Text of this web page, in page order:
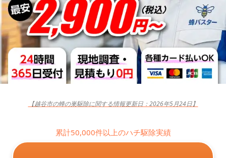
【越谷市の蜂の巣駆除に関する情報更新日：2026年5月24日】
累計50,000件以上のハチ駆除実績